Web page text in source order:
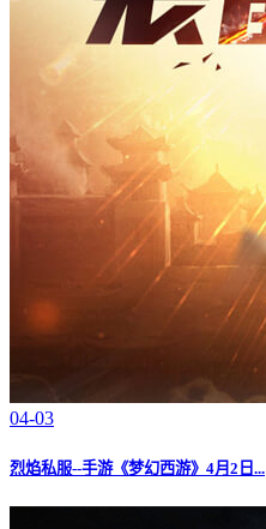
04-03
烈焰私服--手游《梦幻西游》4月2日...